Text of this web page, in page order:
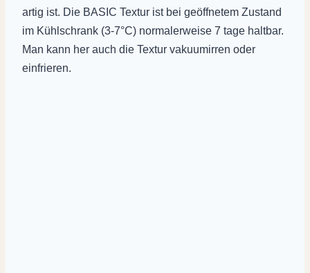
artig ist. Die BASIC Textur ist bei geöffnetem Zustand
im Kühlschrank (3-7°C) normalerweise 7 tage haltbar.
Man kann her auch die Textur vakuumirren oder
einfrieren.